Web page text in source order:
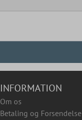
INFORMATION
Om os
Betaling og Forsendelse